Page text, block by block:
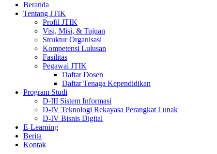
Beranda
Tentang JTIK
Profil JTIK
Visi, Misi, & Tujuan
Struktur Organisasi
Kompetensi Lulusan
Fasilitas
Pegawai JTIK
Daftar Dosen
Daftar Tenaga Kependidikan
Program Studi
D-III Sistem Informasi
D-IV Teknologi Rekayasa Perangkat Lunak
D-IV Bisnis Digital
E-Learning
Berita
Kontak